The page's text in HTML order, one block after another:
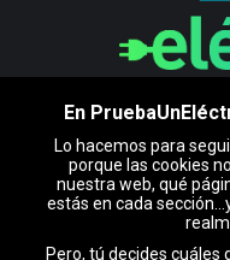
En
Lo hacemos para
porque las cookies
nuestra web, qué
estás en cada
Pero, tú decides cuáles